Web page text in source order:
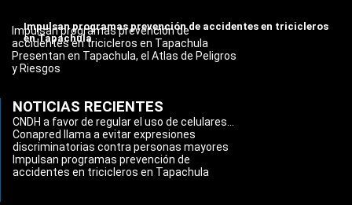
Impulsan programas prevención de accidentes en tricicleros
en Tapachula
Impulsan programas prevención de
accidentes en tricicleros en Tapachula
Presentan en Tapachula, el Atlas de Peligros
y Riesgos
NOTICIAS RECIENTES
CNDH a favor de regular el uso de celulares...
Conapred llama a evitar expresiones
discriminatorias contra personas mayores
Impulsan programas prevención de
accidentes en tricicleros en Tapachula